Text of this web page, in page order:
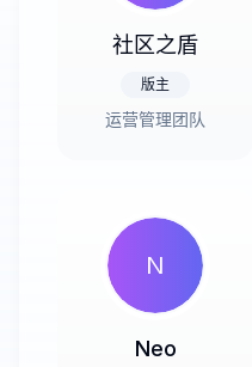
社区之盾
版主
运营管理团队
N
Neo